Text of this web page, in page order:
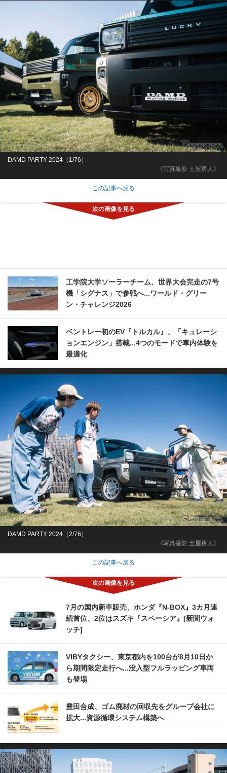
《写真撮影 土屋勇人》
DAMD PARTY 2024（1/76）
この記事へ戻る
工学院大学ソーラーチーム、世界大会完走の7号
機「シグナス」で参戦へ...ワールド・グリー
ン・チャレンジ2026
ベントレー初のEV『トルカル』、「キュレーシ
ョンエンジン」搭載...4つのモードで車内体験を
最適化
《写真撮影 土屋勇人》
DAMD PARTY 2024（2/76）
この記事へ戻る
7月の国内新車販売、ホンダ『N-BOX』3カ月連
続首位、2位はスズキ『スペーシア』[新聞ウォ
ッチ]
VIBYタクシー、東京都内を100台が8月10日か
ら期間限定走行へ...没入型フルラッピング車両
も登場
豊田合成、ゴム廃材の回収先をグループ会社に
拡大...資源循環システム構築へ